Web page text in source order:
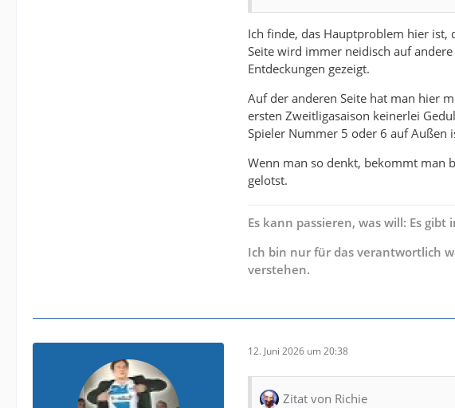
Ich finde, das Hauptproblem hier ist,
Seite wird immer neidisch auf
Entdeckungen gezeigt.
Auf der anderen Seite hat man hier
ersten Zweitligasaison keinerlei
Spieler Nummer 5 oder 6 auf Außen
Wenn man so denkt, bekommt man
gelotst.
Es kann passieren, was will: Es
Ich bin nur für das verantwortlich
verstehen.
12. Juni 2026 um 20:38
Zitat von Richie